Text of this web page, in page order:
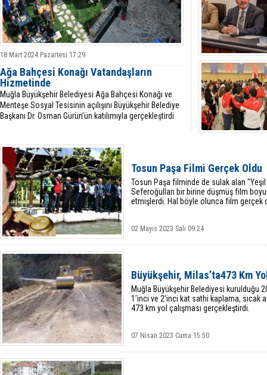
18 Mart 2024 Pazartesi 17:29
Ağa Bahçesi Konağı Vatandaşların
Hizmetinde
Muğla Büyükşehir Belediyesi Ağa Bahçesi Konağı ve
Menteşe Sosyal Tesisinin açılışını Büyükşehir Belediye
Başkanı Dr. Osman Gürün’ün katılımıyla gerçekleştirdi.
Tosun Paşa Filmi Gerçek Oldu
Tosun Paşa filminde de sulak alan
Seferoğulları bir birine düşmüş film
etmişlerdi. Hal böyle olunca film gerçek
02 Mayıs 2023 Salı 09:24
Büyükşehir, Milas’ta473 Km
Muğla Büyükşehir Belediyesi kurulduğu
1’inci ve 2’inci kat sathi kaplama,
473 km yol çalışması gerçekleştirdi.
07 Nisan 2023 Cuma 15:50